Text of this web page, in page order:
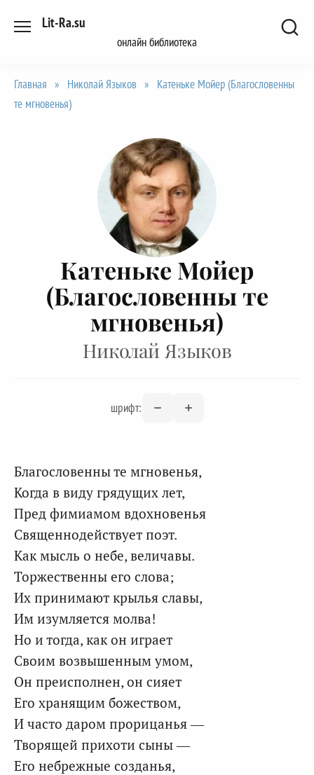
Lit-Ra.su
онлайн библиотека
Главная » Николай Языков » Катеньке Мойер (Благословенны
те мгновенья)
Катеньке Мойер
(Благословенны те
мгновенья)
Николай Языков
шрифт:
Благословенны те мгновенья,
Когда в виду грядущих лет,
Пред фимиамом вдохновенья
Священнодействует поэт.
Как мысль о небе, величавы.
Торжественны его слова;
Их принимают крылья славы,
Им изумляется молва!
Но и тогда, как он играет
Своим возвышенным умом,
Он преисполнен, он сияет
Его хранящим божеством,
И часто даром прорицанья —
Творящей прихоти сыны —
Его небрежные созданья,